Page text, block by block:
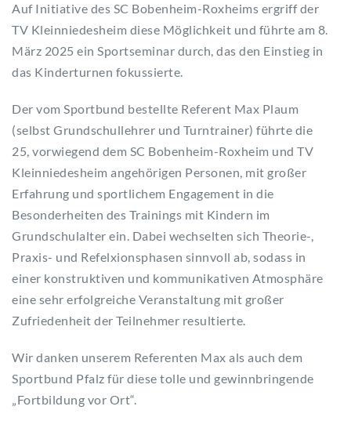
Auf Initiative des SC Bobenheim-Roxheims ergriff der
TV Kleinniedesheim diese Möglichkeit und führte am 8.
März 2025 ein Sportseminar durch, das den Einstieg in
das Kinderturnen fokussierte.
Der vom Sportbund bestellte Referent Max Plaum
(selbst Grundschullehrer und Turntrainer) führte die
25, vorwiegend dem SC Bobenheim-Roxheim und TV
Kleinniedesheim angehörigen Personen, mit großer
Erfahrung und sportlichem Engagement in die
Besonderheiten des Trainings mit Kindern im
Grundschulalter ein. Dabei wechselten sich Theorie-,
Praxis- und Refelxionsphasen sinnvoll ab, sodass in
einer konstruktiven und kommunikativen Atmosphäre
eine sehr erfolgreiche Veranstaltung mit großer
Zufriedenheit der Teilnehmer resultierte.
Wir danken unserem Referenten Max als auch dem
Sportbund Pfalz für diese tolle und gewinnbringende
„Fortbildung vor Ort“.